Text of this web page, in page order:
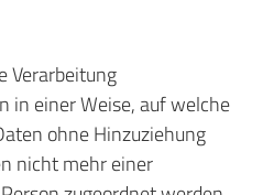
Verarbeitung
in einer Weise, auf welche
ohne Hinzuziehung
nicht mehr einer